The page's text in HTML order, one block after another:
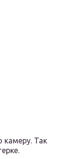
Так